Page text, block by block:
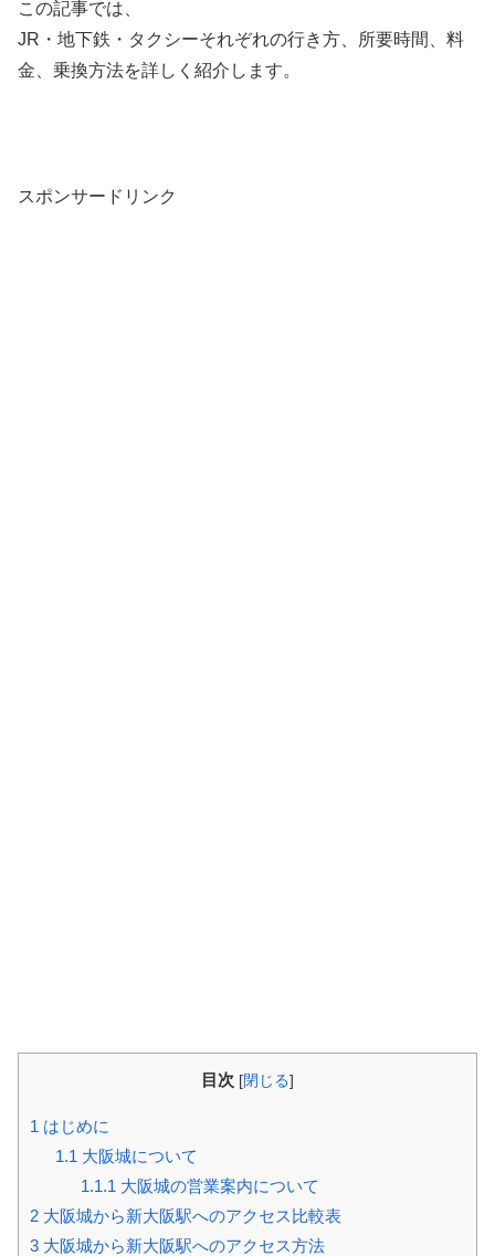
この記事では、
JR・地下鉄・タクシーそれぞれの行き方、所要時間、料
金、乗換方法を詳しく紹介します。
スポンサードリンク
目次 [閉じる]
1 はじめに
1.1 大阪城について
1.1.1 大阪城の営業案内について
2 大阪城から新大阪駅へのアクセス比較表
3 大阪城から新大阪駅へのアクセス方法